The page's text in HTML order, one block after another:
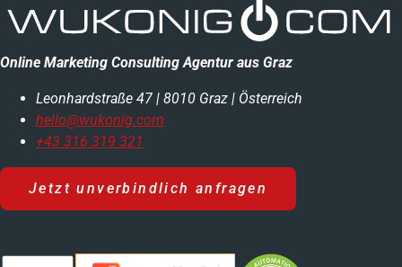
Online Marketing Consulting Agentur aus Graz
Leonhardstraße 47 | 8010 Graz | Österreich
hello@wukonig.com
+43 316 319 321
Jetzt unverbindlich anfragen